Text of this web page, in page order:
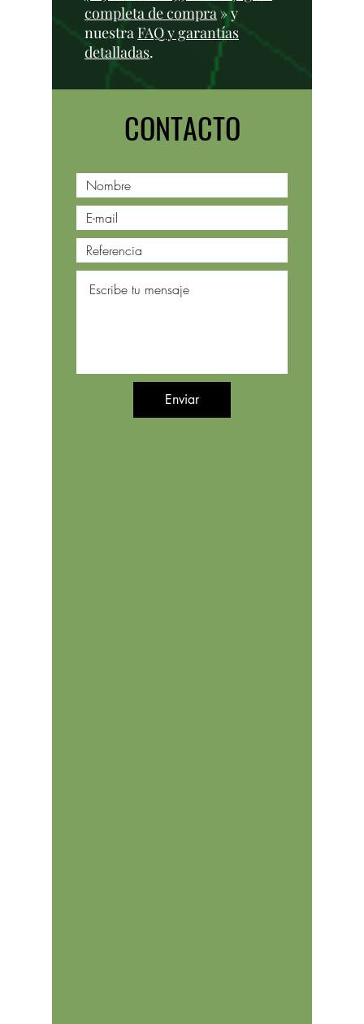
completa de compra» y
nuestra FAQ y garantías
detalladas.
CONTACTO
Enviar